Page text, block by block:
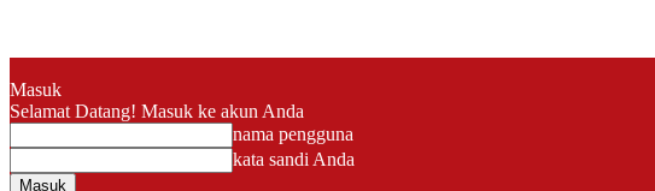
Masuk
Selamat Datang! Masuk ke akun Anda
nama pengguna
kata sandi Anda